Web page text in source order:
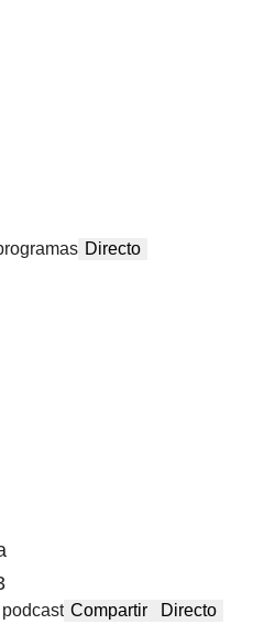
Directo
podcast Compartir Directo